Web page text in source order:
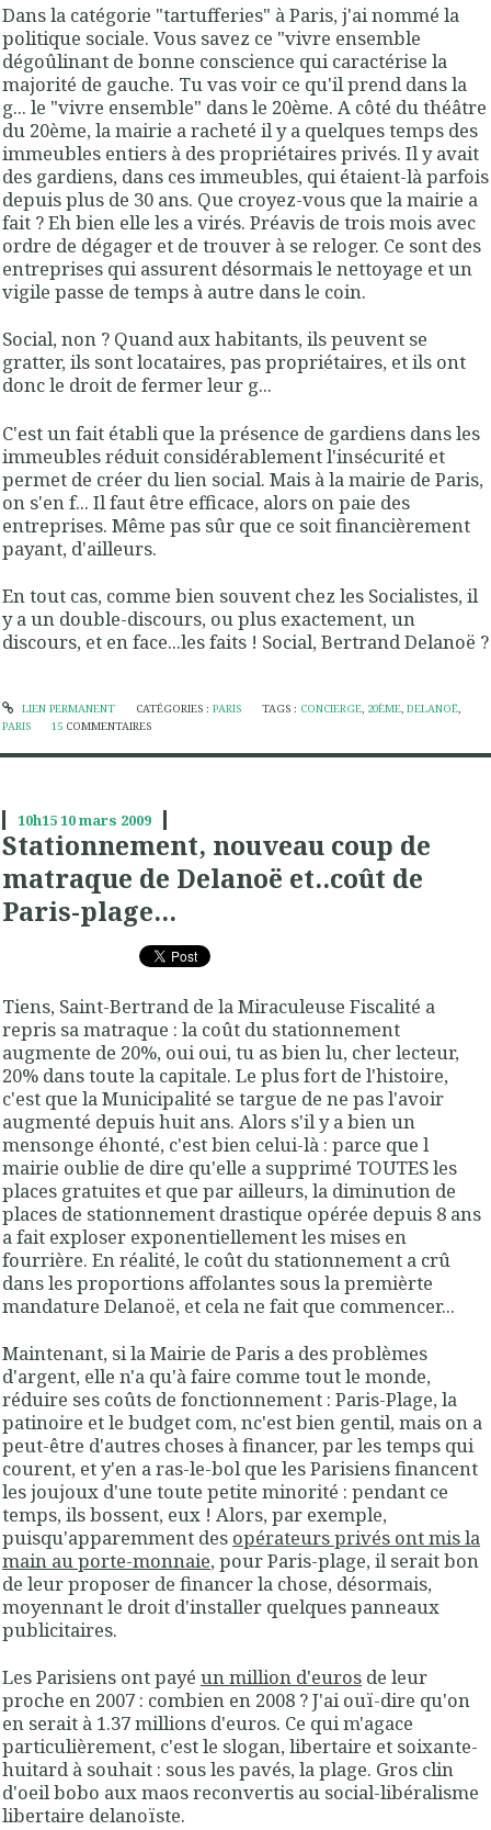
Dans la catégorie "tartufferies" à Paris, j'ai nommé la
politique sociale. Vous savez ce "vivre ensemble
dégoûlinant de bonne conscience qui caractérise la
majorité de gauche. Tu vas voir ce qu'il prend dans la
g... le "vivre ensemble" dans le 20ème. A côté du théâtre
du 20ème, la mairie a racheté il y a quelques temps des
immeubles entiers à des propriétaires privés. Il y avait
des gardiens, dans ces immeubles, qui étaient-là parfois
depuis plus de 30 ans. Que croyez-vous que la mairie a
fait ? Eh bien elle les a virés. Préavis de trois mois avec
ordre de dégager et de trouver à se reloger. Ce sont des
entreprises qui assurent désormais le nettoyage et un
vigile passe de temps à autre dans le coin.
Social, non ? Quand aux habitants, ils peuvent se
gratter, ils sont locataires, pas propriétaires, et ils ont
donc le droit de fermer leur g...
C'est un fait établi que la présence de gardiens dans les
immeubles réduit considérablement l'insécurité et
permet de créer du lien social. Mais à la mairie de Paris,
on s'en f... Il faut être efficace, alors on paie des
entreprises. Même pas sûr que ce soit financièrement
payant, d'ailleurs.
En tout cas, comme bien souvent chez les Socialistes, il
y a un double-discours, ou plus exactement, un
discours, et en face...les faits ! Social, Bertrand Delanoë ?
LIEN PERMANENT CATÉGORIES : PARIS TAGS : CONCIERGE, 20ÈME,DELANOË,
PARIS
15 COMMENTAIRES
10h1510mars 2009
Stationnement, nouveau coup de
matraque de Delanoë et..coût de
Paris-plage...
Tiens, Saint-Bertrand de la Miraculeuse Fiscalité a
repris sa matraque : la coût du stationnement
augmente de 20%, oui oui, tu as bien lu, cher lecteur,
20% dans toute la capitale. Le plus fort de l'histoire,
c'est que la Municipalité se targue de ne pas l'avoir
augmenté depuis huit ans. Alors s'il y a bien un
mensonge éhonté, c'est bien celui-là : parce que l
mairie oublie de dire qu'elle a supprimé TOUTES les
places gratuites et que par ailleurs, la diminution de
places de stationnement drastique opérée depuis 8 ans
a fait exploser exponentiellement les mises en
fourrière. En réalité, le coût du stationnement a crû
dans les proportions affolantes sous la premièrte
mandature Delanoë, et cela ne fait que commencer...
Maintenant, si la Mairie de Paris a des problèmes
d'argent, elle n'a qu'à faire comme tout le monde,
réduire ses coûts de fonctionnement : Paris-Plage, la
patinoire et le budget com, nc'est bien gentil, mais on a
peut-être d'autres choses à financer, par les temps qui
courent, et y'en a ras-le-bol que les Parisiens financent
les joujoux d'une toute petite minorité : pendant ce
temps, ils bossent, eux ! Alors, par exemple,
puisqu'apparemment des opérateurs privés ont mis la
main au porte-monnaie, pour Paris-plage, il serait bon
de leur proposer de financer la chose, désormais,
moyennant le droit d'installer quelques panneaux
publicitaires.
Les Parisiens ont payé un million d'euros de leur
proche en 2007 : combien en 2008 ? J'ai ouï-dire qu'on
en serait à 1.37 millions d'euros. Ce qui m'agace
particulièrement, c'est le slogan, libertaire et soixante-
huitard à souhait : sous les pavés, la plage. Gros clin
d'oeil bobo aux maos reconvertis au social-libéralisme
libertaire delanoïste.